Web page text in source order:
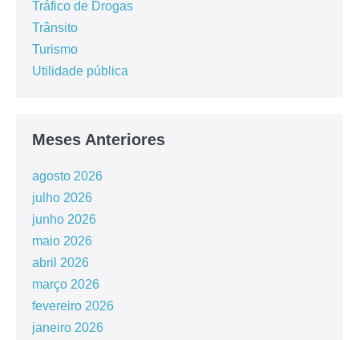
Tráfico de Drogas
Trânsito
Turismo
Utilidade pública
Meses Anteriores
agosto 2026
julho 2026
junho 2026
maio 2026
abril 2026
março 2026
fevereiro 2026
janeiro 2026